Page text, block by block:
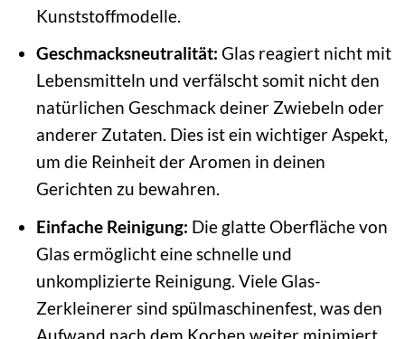
Kunststoffmodelle.
Geschmacksneutralität: Glas reagiert nicht mit
Lebensmitteln und verfälscht somit nicht den
natürlichen Geschmack deiner Zwiebeln oder
anderer Zutaten. Dies ist ein wichtiger Aspekt,
um die Reinheit der Aromen in deinen
Gerichten zu bewahren.
Einfache Reinigung: Die glatte Oberfläche von
Glas ermöglicht eine schnelle und
unkomplizierte Reinigung. Viele Glas-
Zerkleinerer sind spülmaschinenfest, was den
Aufwand nach dem Kochen weiter minimiert.